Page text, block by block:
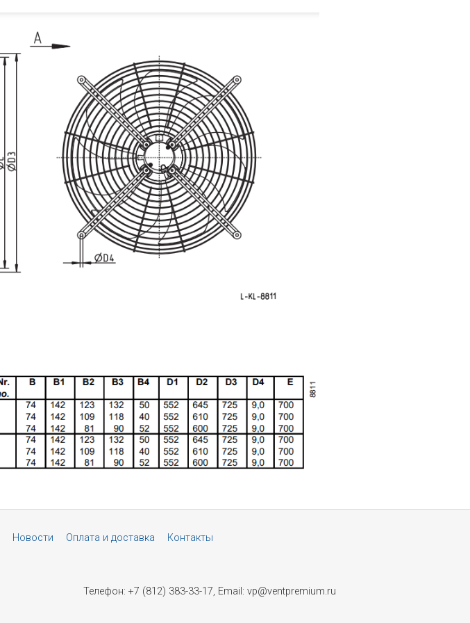
Новости Оплата и доставка Контакты
Телефон: +7 (812) 383-33-17, Email: vp@ventpremium.ru